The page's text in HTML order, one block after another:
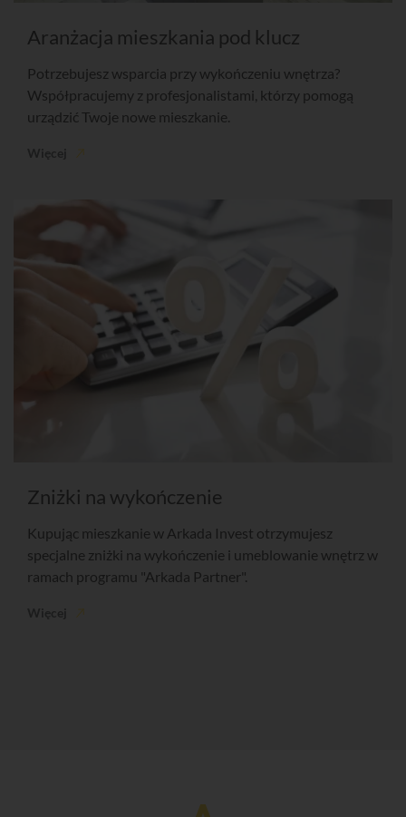
Aranżacja mieszkania pod klucz
Potrzebujesz wsparcia przy wykończeniu wnętrza?
Współpracujemy z profesjonalistami, którzy pomogą
urządzić Twoje nowe mieszkanie.
Zniżki na wykończenie
Kupując mieszkanie w Arkada Invest otrzymujesz
specjalne zniżki na wykończenie i umeblowanie wnętrz w
ramach programu "Arkada Partner".